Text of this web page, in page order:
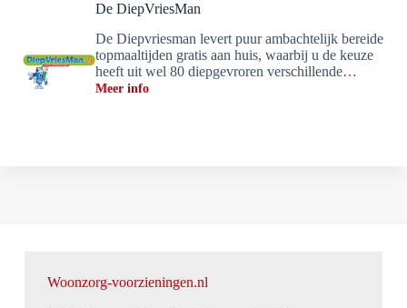
De DiepVriesMan
De Diepvriesman levert puur ambachtelijk bereide
topmaaltijden gratis aan huis, waarbij u de keuze
heeft uit wel 80 diepgevroren verschillende…
Meer info
Woonzorg-voorzieningen.nl